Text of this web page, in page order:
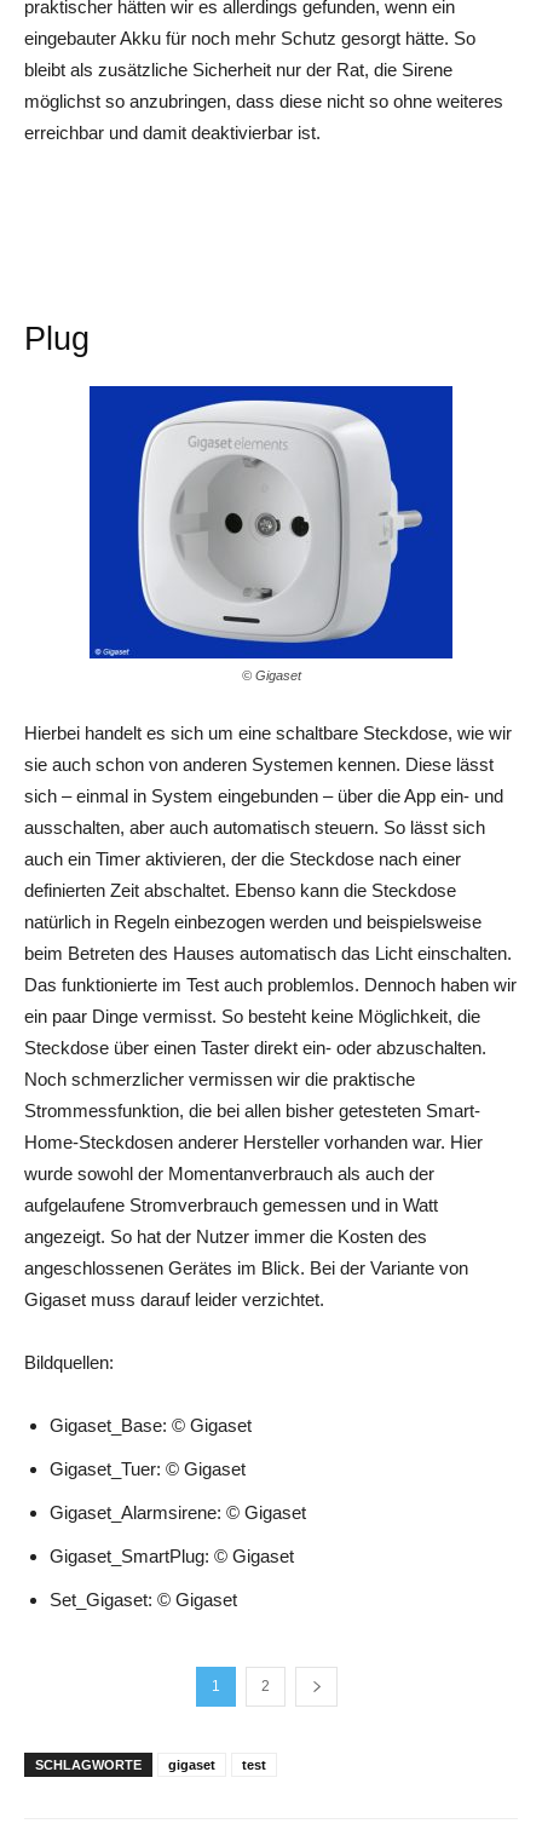
praktischer hätten wir es allerdings gefunden, wenn ein
eingebauter Akku für noch mehr Schutz gesorgt hätte. So
bleibt als zusätzliche Sicherheit nur der Rat, die Sirene
möglichst so anzubringen, dass diese nicht so ohne weiteres
erreichbar und damit deaktivierbar ist.
Plug
© Gigaset
Hierbei handelt es sich um eine schaltbare Steckdose, wie wir
sie auch schon von anderen Systemen kennen. Diese lässt
sich – einmal in System eingebunden – über die App ein- und
ausschalten, aber auch automatisch steuern. So lässt sich
auch ein Timer aktivieren, der die Steckdose nach einer
definierten Zeit abschaltet. Ebenso kann die Steckdose
natürlich in Regeln einbezogen werden und beispielsweise
beim Betreten des Hauses automatisch das Licht einschalten.
Das funktionierte im Test auch problemlos. Dennoch haben wir
ein paar Dinge vermisst. So besteht keine Möglichkeit, die
Steckdose über einen Taster direkt ein- oder abzuschalten.
Noch schmerzlicher vermissen wir die praktische
Strommessfunktion, die bei allen bisher getesteten Smart-
Home-Steckdosen anderer Hersteller vorhanden war. Hier
wurde sowohl der Momentanverbrauch als auch der
aufgelaufene Stromverbrauch gemessen und in Watt
angezeigt. So hat der Nutzer immer die Kosten des
angeschlossenen Gerätes im Blick. Bei der Variante von
Gigaset muss darauf leider verzichtet.
Bildquellen:
Gigaset_Base: © Gigaset
Gigaset_Tuer: © Gigaset
Gigaset_Alarmsirene: © Gigaset
Gigaset_SmartPlug: © Gigaset
Set_Gigaset: © Gigaset
1 2
SCHLAGWORTE gigaset test